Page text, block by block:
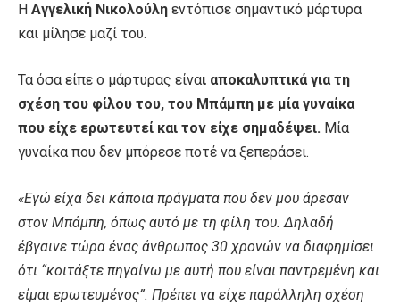
ΗΑγγελική Νικολούλη εντόπισε σημαντικό μάρτυρα
και μίλησε μαζί του.
Τα όσα είπε ο μάρτυρας είναι αποκαλυπτικά για τη
σχέση του φίλου του, του Μπάμπη με μία γυναίκα
που είχε ερωτευτεί και τον είχε σημαδέψει. Μία
γυναίκα που δεν μπόρεσε ποτέ να ξεπεράσει.
«Εγώ είχα δει κάποια πράγματα που δεν μου άρεσαν
στον Μπάμπη, όπως αυτό με τη φίλη του. Δηλαδή
έβγαινε τώρα ένας άνθρωπος 30 χρονών να διαφημίσει
ότι “κοιτάξτε πηγαίνω με αυτή που είναι παντρεμένη και
είμαι ερωτευμένος”. Πρέπει να είχε παράλληλη σχέση